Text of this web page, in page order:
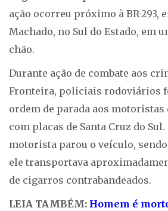
ação ocorreu próximo à BR-293,
Machado, no Sul do Estado, em
chão.
Durante ação de combate aos
Fronteira, policiais rodoviários
ordem de parada aos motoristas
com placas de Santa Cruz do
motorista parou o veículo,
ele transportava
de cigarros contrabandeados.
LEIA TAMBÉM: Homem é